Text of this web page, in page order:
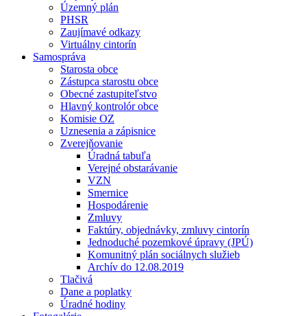
Územný plán
PHSR
Zaujímavé odkazy
Virtuálny cintorín
Samospráva
Starosta obce
Zástupca starostu obce
Obecné zastupiteľstvo
Hlavný kontrolór obce
Komisie OZ
Uznesenia a zápisnice
Zverejňovanie
Úradná tabuľa
Verejné obstarávanie
VZN
Smernice
Hospodárenie
Zmluvy
Faktúry, objednávky, zmluvy cintorín
Jednoduché pozemkové úpravy (JPÚ)
Komunitný plán sociálnych služieb
Archív do 12.08.2019
Tlačivá
Dane a poplatky
Úradné hodiny